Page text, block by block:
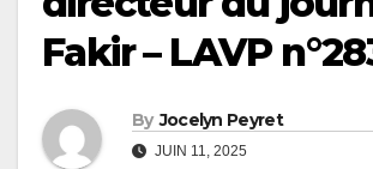
Fakir – LAVP
By Jocelyn Peyret
JUIN 11, 2025